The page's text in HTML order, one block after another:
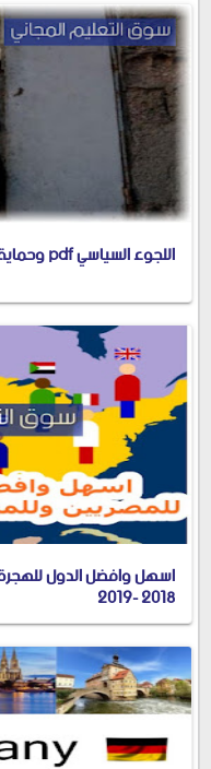
اللجوء السياسي pdf وحماية اللاجئين في القانون الدولي pdf
اسهل وافضل الدول
2018 -2019